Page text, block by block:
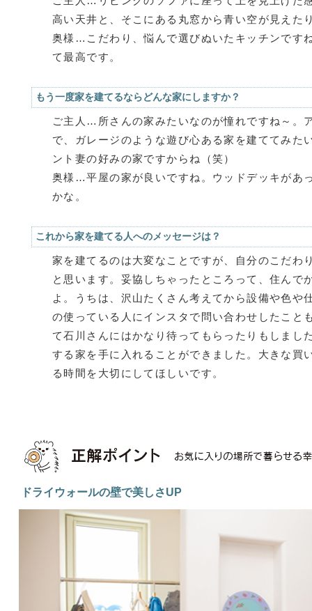
高い天井と、そこにある丸窓から青い空が見えた
奥様…こだわり、悩んで選びぬいたキッチンです
て最高です。
もう一度家を建てるならどんな家にしますか？
ご主人…所さんの家みたいなのが憧れですね～。
で、ガレージのような遊び心ある家を建ててみた
ント妻の好みの家ですからね（笑）
奥様…平屋の家が良いですね。ウッドデッキがあ
かな。
これから家を建てる人へのメッセージは？
家を建てるのは大変なことですが、自分のこだわ
と思います。妥協しちゃったところって、住んで
よ。うちは、沢山たくさん考えてから設備や色や
の使っている人にインスタで問い合わせしたこと
て石川さんにはかなり待ってもらったりもしまし
する家を手に入れることができました。大きな買
る時間を大切にしてほしいです。
ドライウォールの壁で美しさUP